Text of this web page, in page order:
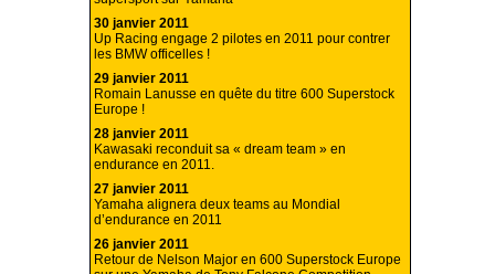
30 janvier 2011
Up Racing engage 2 pilotes en 2011 pour contrer
les BMW officelles !
29 janvier 2011
Romain Lanusse en quête du titre 600 Superstock
Europe !
28 janvier 2011
Kawasaki reconduit sa « dream team » en
endurance en 2011.
27 janvier 2011
Yamaha alignera deux teams au Mondial
d’endurance en 2011
26 janvier 2011
Retour de Nelson Major en 600 Superstock Europe